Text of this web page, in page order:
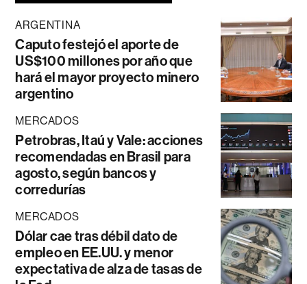
ARGENTINA
Caputo festejó el aporte de
US$100 millones por año que
hará el mayor proyecto minero
argentino
MERCADOS
Petrobras, Itaú y Vale: acciones
recomendadas en Brasil para
agosto, según bancos y
corredurías
MERCADOS
Dólar cae tras débil dato de
empleo en EE.UU. y menor
expectativa de alza de tasas de